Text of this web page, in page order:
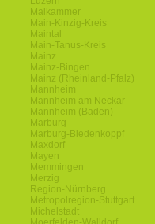
Maikammer
Main-Kinzig-Kreis
Maintal
Main-Tanus-Kreis
Mainz
Mainz-Bingen
Mainz (Rheinland-Pfalz)
Mannheim
Mannheim am Neckar
Mannheim (Baden)
Marburg
Marburg-Biedenkoppf
Maxdorf
Mayen
Memmingen
Merzig
Region-Nürnberg
Metropolregion-Stuttgart
Michelstadt